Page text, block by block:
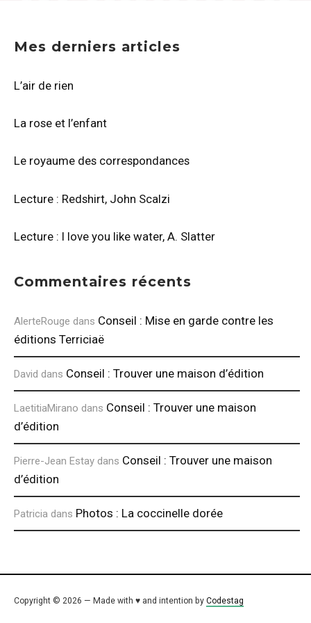
Mes derniers articles
L’air de rien
La rose et l’enfant
Le royaume des correspondances
Lecture : Redshirt, John Scalzi
Lecture : I love you like water, A. Slatter
Commentaires récents
AlerteRouge dans Conseil : Mise en garde contre les
éditions Terriciaë
David dans Conseil : Trouver une maison d’édition
LaetitiaMirano dans Conseil : Trouver une maison
d’édition
Pierre-Jean Estay dans Conseil : Trouver une maison
d’édition
Patricia dans Photos : La coccinelle dorée
Copyright © 2026 — Made with ♥ and intention by Codestag